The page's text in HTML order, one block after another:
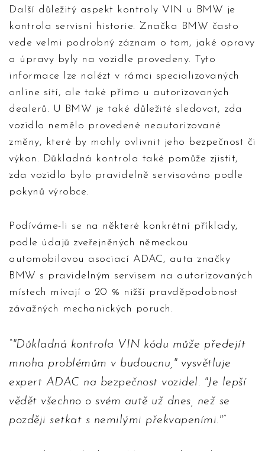
Další důležitý aspekt kontroly VIN u BMW je
kontrola servisní historie. Značka BMW často
vede velmi podrobný záznam o tom, jaké opravy
a úpravy byly na vozidle provedeny. Tyto
informace lze nalézt v rámci specializovaných
online sítí, ale také přímo u autorizovaných
dealerů. U BMW je také důležité sledovat, zda
vozidlo nemělo provedené neautorizované
změny, které by mohly ovlivnit jeho bezpečnost či
výkon. Důkladná kontrola také pomůže zjistit,
zda vozidlo bylo pravidelně servisováno podle
pokynů výrobce.
Podíváme-li se na některé konkrétní příklady,
podle údajů zveřejněných německou
automobilovou asociací ADAC, auta značky
BMW s pravidelným servisem na autorizovaných
místech mívají o 20 % nižší pravděpodobnost
závažných mechanických poruch.
"Důkladná kontrola VIN kódu může předejít
mnoha problémům v budoucnu," vysvětluje
expert ADAC na bezpečnost vozidel. "Je lepší
vědět všechno o svém autě už dnes, než se
později setkat s nemilými překvapeními."